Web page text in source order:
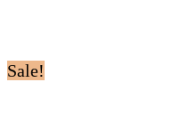
Sale!